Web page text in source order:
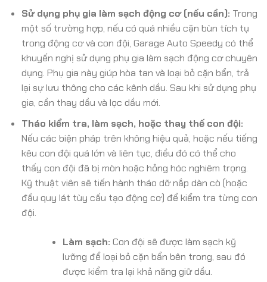
Sử dụng phụ gia làm sạch động cơ (nếu cần): Trong
một số trường hợp, nếu có quá nhiều cặn bùn tích tụ
trong động cơ và con đội, Garage Auto Speedy có thể
khuyến nghị sử dụng phụ gia làm sạch động cơ chuyên
dụng. Phụ gia này giúp hòa tan và loại bỏ cặn bẩn, trả
lại sự lưu thông cho các kênh dầu. Sau khi sử dụng phụ
gia, cần thay dầu và lọc dầu mới.
Tháo kiểm tra, làm sạch, hoặc thay thế con đội:
Nếu các biện pháp trên không hiệu quả, hoặc nếu tiếng
kêu con đội quá lớn và liên tục, điều đó có thể cho
thấy con đội đã bị mòn hoặc hỏng hóc nghiêm trọng.
Kỹ thuật viên sẽ tiến hành tháo dỡ nắp dàn cò (hoặc
đầu quy lát tùy cấu tạo động cơ) để kiểm tra từng con
đội.
Làm sạch: Con đội sẽ được làm sạch kỹ
lưỡng để loại bỏ cặn bẩn bên trong, sau đó
được kiểm tra lại khả năng giữ dầu.